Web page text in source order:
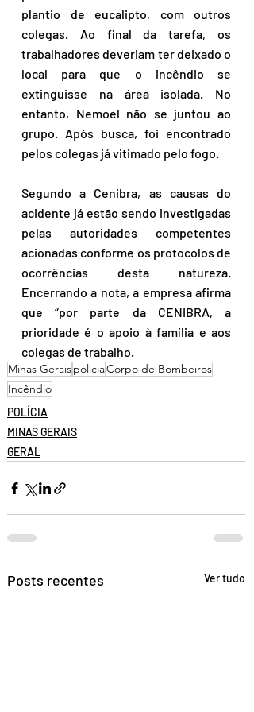
plantio de eucalipto, com outros
colegas. Ao final da tarefa, os
trabalhadores deveriam ter deixado o
local para que o incêndio se
extinguisse na área isolada. No
entanto, Nemoel não se juntou ao
grupo. Após busca, foi encontrado
pelos colegas já vitimado pelo fogo.
Segundo a Cenibra, as causas do
acidente já estão sendo investigadas
pelas autoridades competentes
acionadas conforme os protocolos de
ocorrências desta natureza.
Encerrando a nota, a empresa afirma
que “por parte da CENIBRA, a
prioridade é o apoio à família e aos
colegas de trabalho.
Minas GeraispolíciaCorpo de Bombeiros
Incêndio
POLÍCIA
MINAS GERAIS
GERAL
Posts recentes Ver tudo